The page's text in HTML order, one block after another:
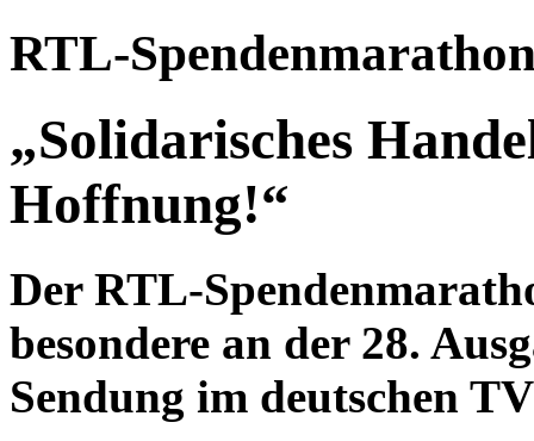
RTL-
„Solidarisches
Hoffnung!“
Der RTL-
besondere an der 28.
Sendung im deutschen